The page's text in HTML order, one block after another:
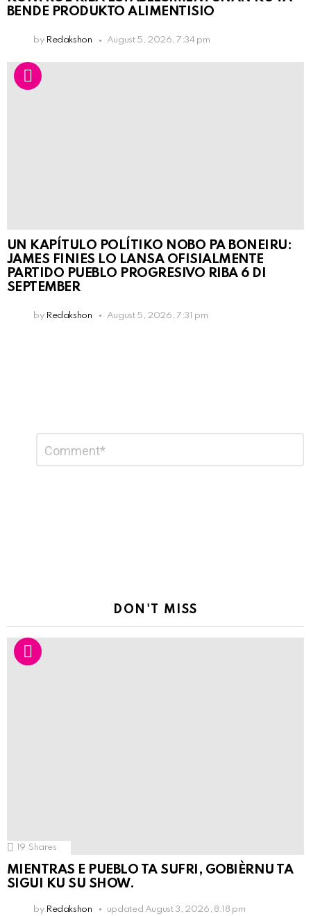
BENDE PRODUKTO ALIMENTISIO
by Redakshon August 5, 2026, 7:34 pm
UN KAPÍTULO POLÍTIKO NOBO PA BONEIRU:
JAMES FINIES LO LANSA OFISIALMENTE
PARTIDO PUEBLO PROGRESIVO RIBA 6 DI
SEPTEMBER
by Redakshon August 5, 2026, 7:31 pm
Reply
DON'T MISS
19 Shares
MIENTRAS E PUEBLO TA SUFRI, GOBIÈRNU TA
SIGUI KU SU SHOW.
by Redakshon updated August 3, 2026, 8:18 pm